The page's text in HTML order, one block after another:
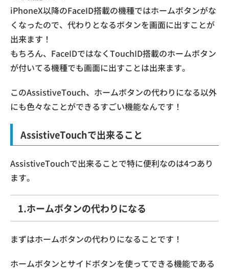
iPhoneX以降のFaceID搭載の機種ではホームボタンがな
くなったので、代わりとなるボタンを画面に出すことが
出来ます！
もちろん、FaceIDではなくTouchID搭載のホームボタン
が付いてる機種でも画面に出すことは出来ます。
このAssistiveTouch、ホームボタンの代わりになる以外
にも色々なことができるすごい機能なんです！
AssistiveTouchで出来ること
AssistiveTouchで出来ることで特に便利なのは4つあり
ます。
1.ホームボタンの代わりになる
まずはホームボタンの代わりになることです！
ホームボタンとサイドボタンを使ってできる機能である